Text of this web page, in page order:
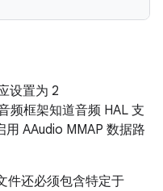
设置为 2
频框架知道音频 HAL 支
AAudio MMAP 数据路
件还必须包含特定于